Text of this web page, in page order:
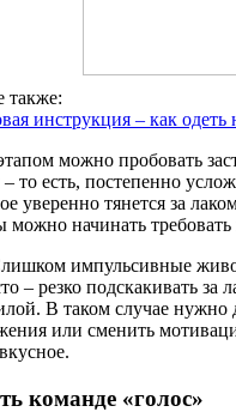
также:
инструкция – как одеть
можно пробовать
то есть, постепенно
уверенно тянется за
можно начинать
импульсивные
– резко подскакивать за
В таком случае нужно
или сменить
команде «голос»